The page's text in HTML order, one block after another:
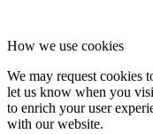
How we use cookies
We may request cookies
let us know when you
to enrich your user
with our website.